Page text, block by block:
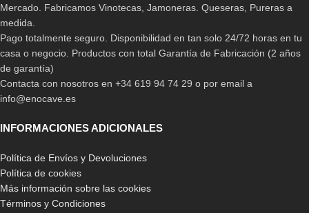
de madera
409,00 - 699,90
BLANCO
Mercado. Fabricamos Vinotecas, Jamoneras. Queseras, Pureras a
medida.
Pago totalmente seguro. Disponibilidad en tan solo 24/72 horas en tu
casa o negocio. Productos con total Garantía de Fabricación (2 años
de garantía)
Contacta con nosotros en +34 619 94 74 29 o por email a
info@enocave.es
INFORMACIONES ADICIONALES
Política de Envíos y Devoluciones
Política de cookies
Más información sobre las cookies
Términos y Condiciones